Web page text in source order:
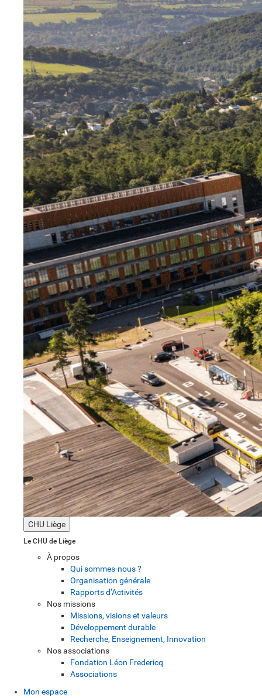
CHU Liège
Le CHU de Liège
À propos
Qui sommes-nous ?
Organisation générale
Rapports d’Activités
Nos missions
Missions, visions et valeurs
Développement durable
Recherche, Enseignement, Innovation
Nos associations
Fondation Léon Fredericq
Associations
Mon espace